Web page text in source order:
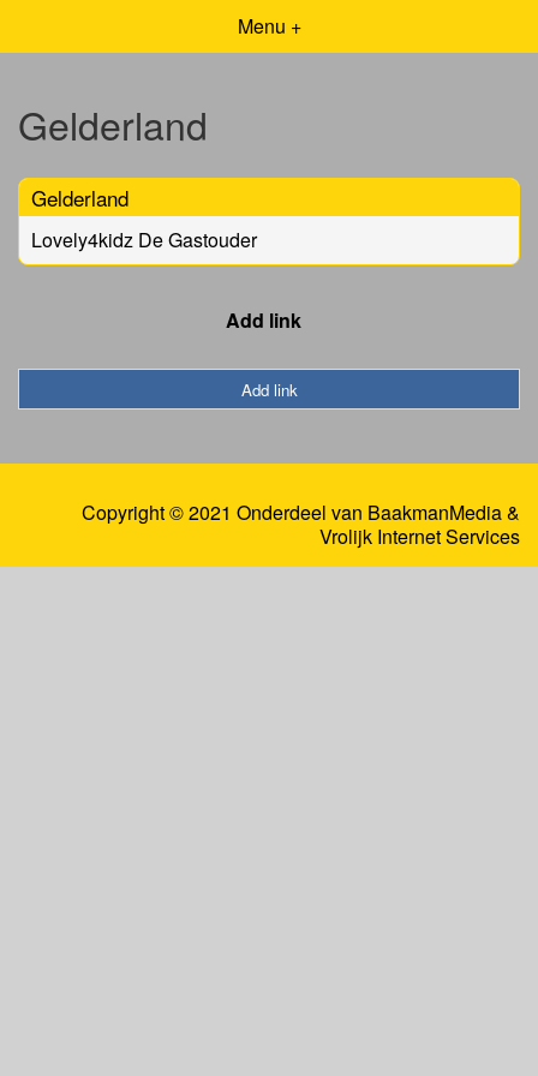
Menu +
Gelderland
Gelderland
Lovely4kidz De Gastouder
Add link
Add link
Copyright © 2021 Onderdeel van BaakmanMedia&
Vrolijk Internet Services